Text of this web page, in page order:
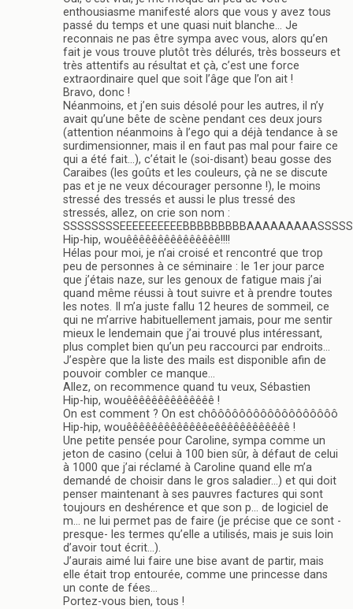
enthousiasme manifesté alors que vous y avez tous
passé du temps et une quasi nuit blanche… Je
reconnais ne pas être sympa avec vous, alors qu’en
fait je vous trouve plutôt très délurés, très bosseurs et
très attentifs au résultat et çà, c’est une force
extraordinaire quel que soit l’âge que l’on ait !
Bravo, donc !
Néanmoins, et j’en suis désolé pour les autres, il n’y
avait qu’une bête de scène pendant ces deux jours
(attention néanmoins à l’ego qui a déjà tendance à se
surdimensionner, mais il en faut pas mal pour faire ce
qui a été fait…), c’était le (soi-disant) beau gosse des
Caraibes (les goûts et les couleurs, çà ne se discute
pas et je ne veux décourager personne !), le moins
stressé des tressés et aussi le plus tressé des
stressés, allez, on crie son nom :
Hip-hip, wouêêêêêêêêêêêêêêê!!!!
Hélas pour moi, je n’ai croisé et rencontré que trop
peu de personnes à ce séminaire : le 1er jour parce
que j’étais naze, sur les genoux de fatigue mais j’ai
quand même réussi à tout suivre et à prendre toutes
les notes. Il m’a juste fallu 12 heures de sommeil, ce
qui ne m’arrive habituellement jamais, pour me sentir
mieux le lendemain que j’ai trouvé plus intéressant,
plus complet bien qu’un peu raccourci par endroits…
J’espère que la liste des mails est disponible afin de
pouvoir combler ce manque…
Allez, on recommence quand tu veux, Sébastien
Hip-hip, wouêêêêêêêêêêêêêê !
On est comment ? On est chôôôôôôôôôôôôôôôôôô
Hip-hip, wouêêêêêêêêêêêêêeêêêêêêêêêêêê !
Une petite pensée pour Caroline, sympa comme un
jeton de casino (celui à 100 bien sûr, à défaut de celui
à 1000 que j’ai réclamé à Caroline quand elle m’a
demandé de choisir dans le gros saladier…) et qui doit
penser maintenant à ses pauvres factures qui sont
toujours en deshérence et que son p… de logiciel de
m… ne lui permet pas de faire (je précise que ce sont -
presque- les termes qu’elle a utilisés, mais je suis loin
d’avoir tout écrit…).
J’aurais aimé lui faire une bise avant de partir, mais
elle était trop entourée, comme une princesse dans
un conte de fées…
Portez-vous bien, tous !